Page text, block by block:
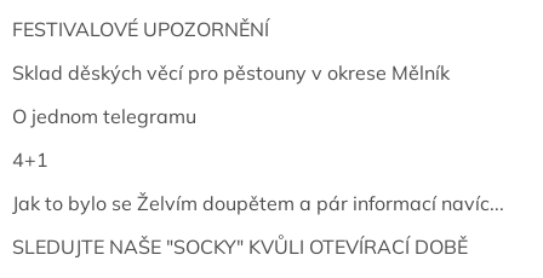
FESTIVALOVÉ UPOZORNĚNÍ
Sklad děských věcí pro pěstouny v okrese Mělník
O jednom telegramu
4+1
Jak to bylo se Želvím doupětem a pár informací navíc...
SLEDUJTE NAŠE "SOCKY" KVŮLI OTEVÍRACÍ DOBĚ